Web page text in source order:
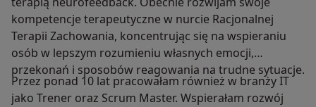
kompetencje terapeutyczne w nurcie Racjonalnej
Terapii Zachowania, koncentrując się na wspieraniu
osób w lepszym rozumieniu własnych emocji,
przekonań i sposobów reagowania na trudne sytuacje.
Przez ponad 10 lat pracowałam również w branży IT
jako Trener oraz Scrum Master. Wspierałam rozwój